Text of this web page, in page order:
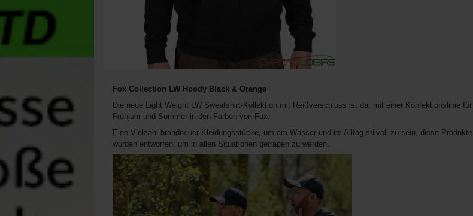
Fox Collection LW Hoody Black & Orange
Die neue Light Weight LW Sweatshirt-Kollektion mit Reißverschluss ist da, mit einer Konfektionslinie für
Frühjahr und Sommer in den Farben von Fox.
Eine Vielzahl brandneuer Kleidungsstücke, um am Wasser und im Alltag stilvoll zu sein, diese Produkte
wurden entworfen, um in allen Situationen getragen zu werden.